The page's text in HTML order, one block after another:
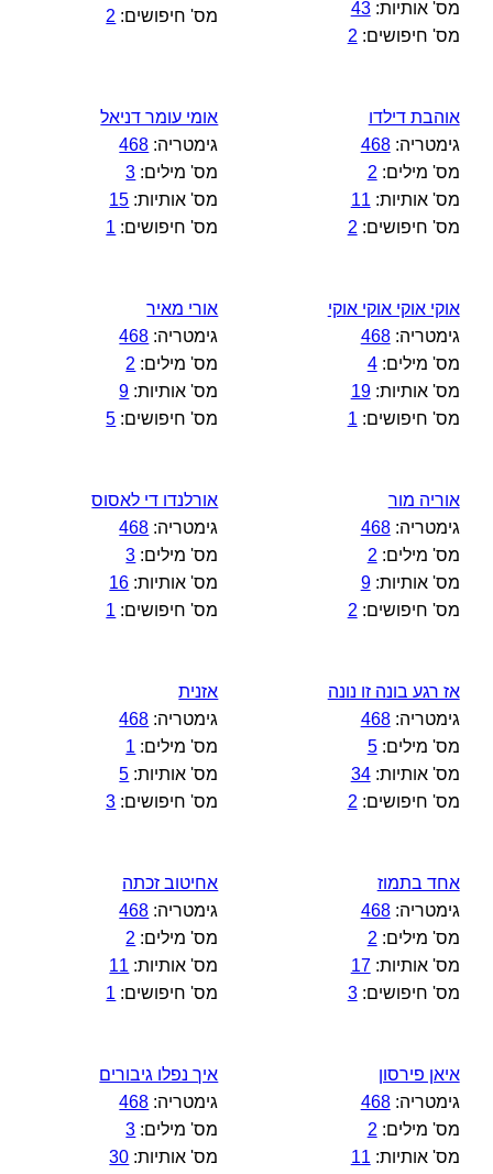
מס' אותיות:43
מס' חיפושים: 2
מס' חיפושים: 2
אוהבת דילדו
גימטריה:468
מס' מילים: 2
מס' אותיות: 11
מס' חיפושים: 2
אומי עומר דניאל
גימטריה: 468
מס' מילים: 3
מס' אותיות: 15
מס' חיפושים: 1
אוקי אוקי אוקי אוקי
גימטריה:468
מס' מילים:4
מס' אותיות:19
מס' חיפושים: 1
אורי מאיר
גימטריה: 468
מס' מילים: 2
מס' אותיות: 9
מס' חיפושים: 5
אוריה מור
גימטריה:468
מס' מילים: 2
מס' אותיות:9
מס' חיפושים: 2
אורלנדו די לאסוס
גימטריה: 468
מס' מילים: 3
מס' אותיות: 16
מס' חיפושים: 1
אז רגע בונה זו נונה
גימטריה:468
מס' מילים:5
מס' אותיות:34
מס' חיפושים: 2
אזנית
גימטריה: 468
מס' מילים: 1
מס' אותיות: 5
מס' חיפושים: 3
אחד בתמוז
גימטריה:468
מס' מילים: 2
מס' אותיות:17
מס' חיפושים:3
אחיטוב זכתה
גימטריה: 468
מס' מילים: 2
מס' אותיות: 11
מס' חיפושים: 1
איאן פירסון
גימטריה:468
מס' מילים: 2
מס' אותיות: 11
איך נפלו גיבורים
גימטריה: 468
מס' מילים: 3
מס' אותיות: 30